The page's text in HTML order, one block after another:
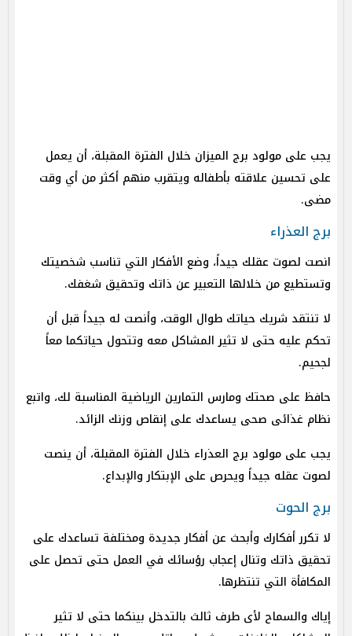
يجب على مولود برج الميزان خلال الفترة المقبلة، أن يعمل
على تحسين علاقته بأطفاله ويتقرب منهم أكثر من أي وقت
مضى.
برج العذراء
انصت لصوت عقلك جيداً، وضع الأفكار التي تناسب شخصيتك
وتستطيع من خلالها التعبير عن ذاتك وتحقيق شغفك.
لا تنتقد شريك حياتك طوال الوقت، وأنصت له جيداً قبل أن
تحكم عليه حتى لا تثير المشاكل معه وتتحول حياتكما معاً
لجحيم.
حافظ على صحتك ومارس التمارين الرياضية المناسبة لك، واتبع
نظام غذائى صحى يساعدك على إنقاص وزنك الزائد.
يجب على مولود برج العذراء خلال الفترة المقبلة، أن ينصت
لصوت عقله جيداً ويحرص على الإبتكار والإبداع.
برج الحوت
لا تكرر أفكارك وأبحث عن أفكار جديدة ومختلفة تساعدك على
تحقيق ذاتك وتنال إعجاب رؤسائك في العمل حتى تحصل على
المكافأة التي تنتظرها.
إياك والسماح لأى طرف ثالث بالتدخل بينكما حتى لا تثير